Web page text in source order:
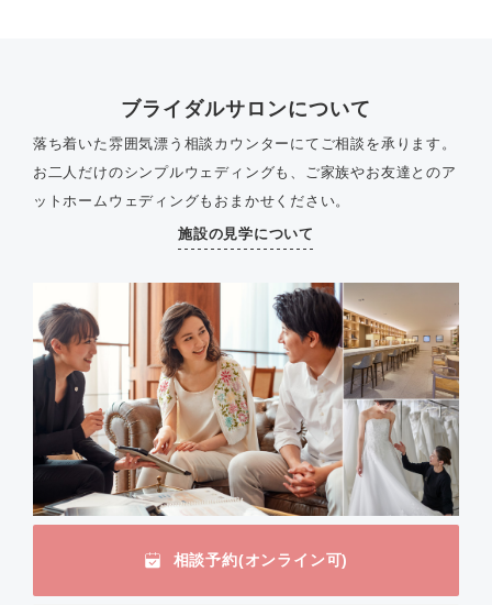
ブライダルサロンについて
落ち着いた雰囲気漂う相談カウンターにてご相談を承ります。
お二人だけのシンプルウェディングも、ご家族やお友達とのア
ットホームウェディングもおまかせください。
施設の見学について
相談予約(オンライン可)